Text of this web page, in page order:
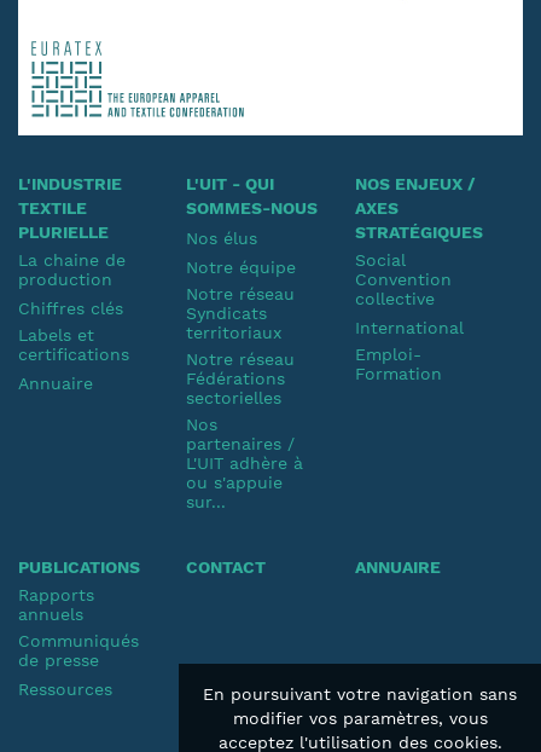
L'INDUSTRIE
TEXTILE
PLURIELLE
La chaine de
production
Chiffres clés
Labels et
certifications
Annuaire
L'UIT - QUI
SOMMES-NOUS
Nos élus
Notre équipe
Notre réseau
Syndicats
territoriaux
Notre réseau
Fédérations
sectorielles
Nos
partenaires /
L'UIT adhère à
ou s'appuie
sur...
NOS ENJEUX /
AXES
STRATÉGIQUES
Social
Convention
collective
International
Emploi-
Formation
PUBLICATIONS
Rapports
annuels
Communiqués
de presse
Ressources
CONTACT ANNUAIRE
En poursuivant votre navigation sans
modifier vos paramètres, vous
acceptez l'utilisation des cookies.